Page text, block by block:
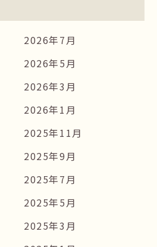
2026年7月
2026年5月
2026年3月
2026年1月
2025年11月
2025年9月
2025年7月
2025年5月
2025年3月